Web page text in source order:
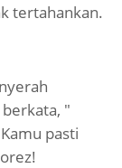
tertahankan.
"
pasti